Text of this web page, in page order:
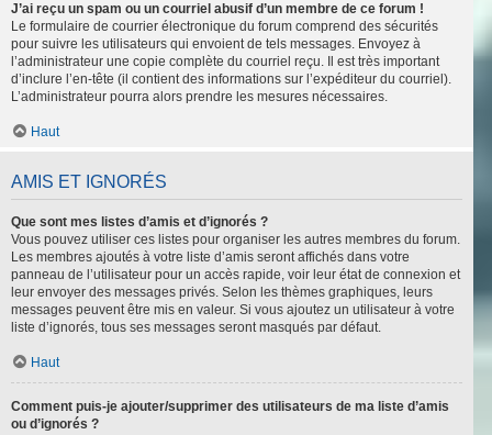
J’ai reçu un spam ou un courriel abusif d’un membre de ce forum !
Le formulaire de courrier électronique du forum comprend des sécurités
pour suivre les utilisateurs qui envoient de tels messages. Envoyez à
l’administrateur une copie complète du courriel reçu. Il est très important
d’inclure l’en-tête (il contient des informations sur l’expéditeur du courriel).
L’administrateur pourra alors prendre les mesures nécessaires.
Haut
AMIS ET IGNORÉS
Que sont mes listes d’amis et d’ignorés ?
Vous pouvez utiliser ces listes pour organiser les autres membres du forum.
Les membres ajoutés à votre liste d’amis seront affichés dans votre
panneau de l’utilisateur pour un accès rapide, voir leur état de connexion et
leur envoyer des messages privés. Selon les thèmes graphiques, leurs
messages peuvent être mis en valeur. Si vous ajoutez un utilisateur à votre
liste d’ignorés, tous ses messages seront masqués par défaut.
Haut
Comment puis-je ajouter/supprimer des utilisateurs de ma liste d’amis
ou d’ignorés ?